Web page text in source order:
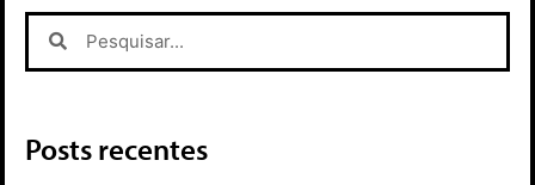
Posts recentes